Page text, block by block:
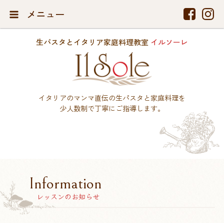
メニュー
生パスタとイタリア家庭料理教室 イルソーレ
イタリアのマンマ直伝の生パスタと家庭料理を
少人数制で丁寧にご指導します。
Information
レッスンのお知らせ